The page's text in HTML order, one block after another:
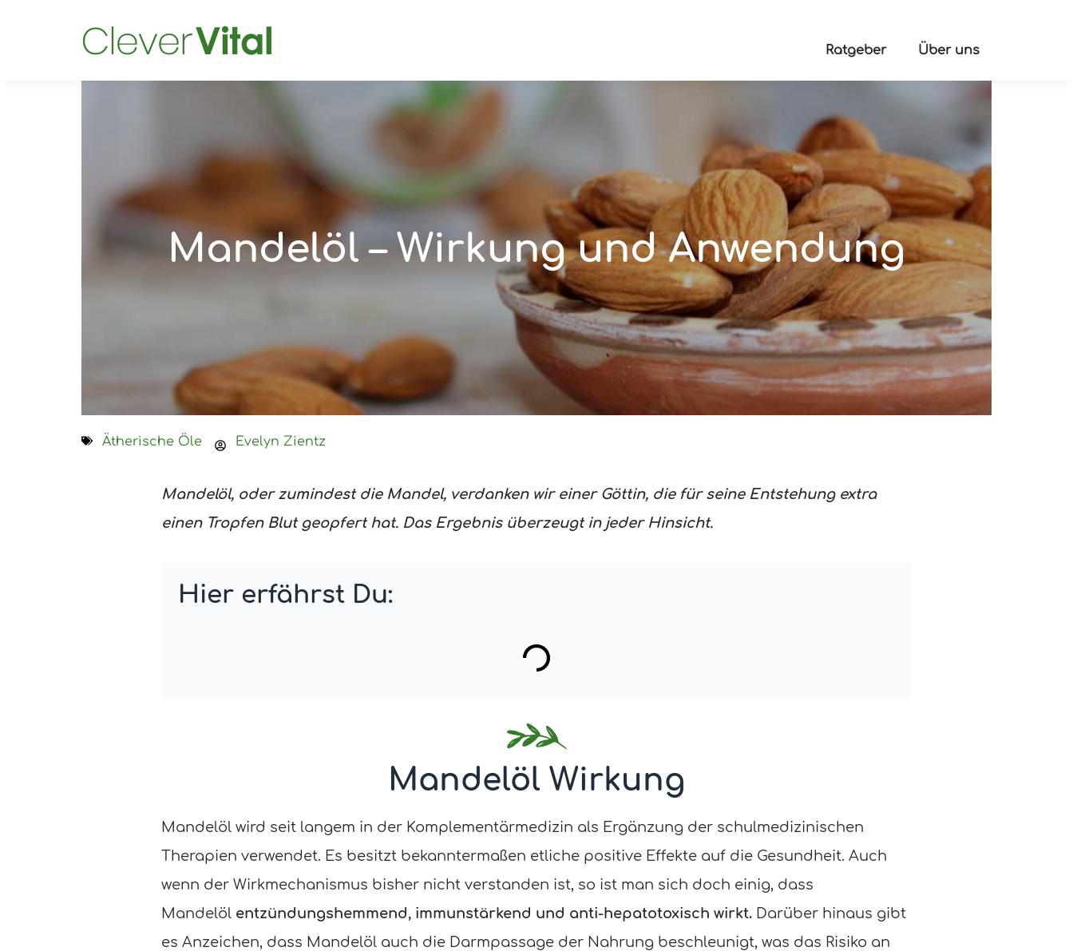
Ratgeber Über uns
Mandelöl – Wirkung und Anwendung
Ätherische Öle Evelyn Zientz
Mandelöl, oder zumindest die Mandel, verdanken wir einer Göttin, die für seine Entstehung extra
einen Tropfen Blut geopfert hat. Das Ergebnis überzeugt in jeder Hinsicht.
Hier erfährst Du:
Mandelöl Wirkung
Mandelöl wird seit langem in der Komplementärmedizin als Ergänzung der schulmedizinischen
Therapien verwendet. Es besitzt bekanntermaßen etliche positive Effekte auf die Gesundheit. Auch
wenn der Wirkmechanismus bisher nicht verstanden ist, so ist man sich doch einig, dass
Mandelöl entzündungshemmend, immunstärkend und anti-hepatotoxisch wirkt. Darüber hinaus gibt
es Anzeichen, dass Mandelöl auch die Darmpassage der Nahrung beschleunigt, was das Risiko an